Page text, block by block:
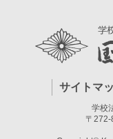
サイトマ
学校
〒272-